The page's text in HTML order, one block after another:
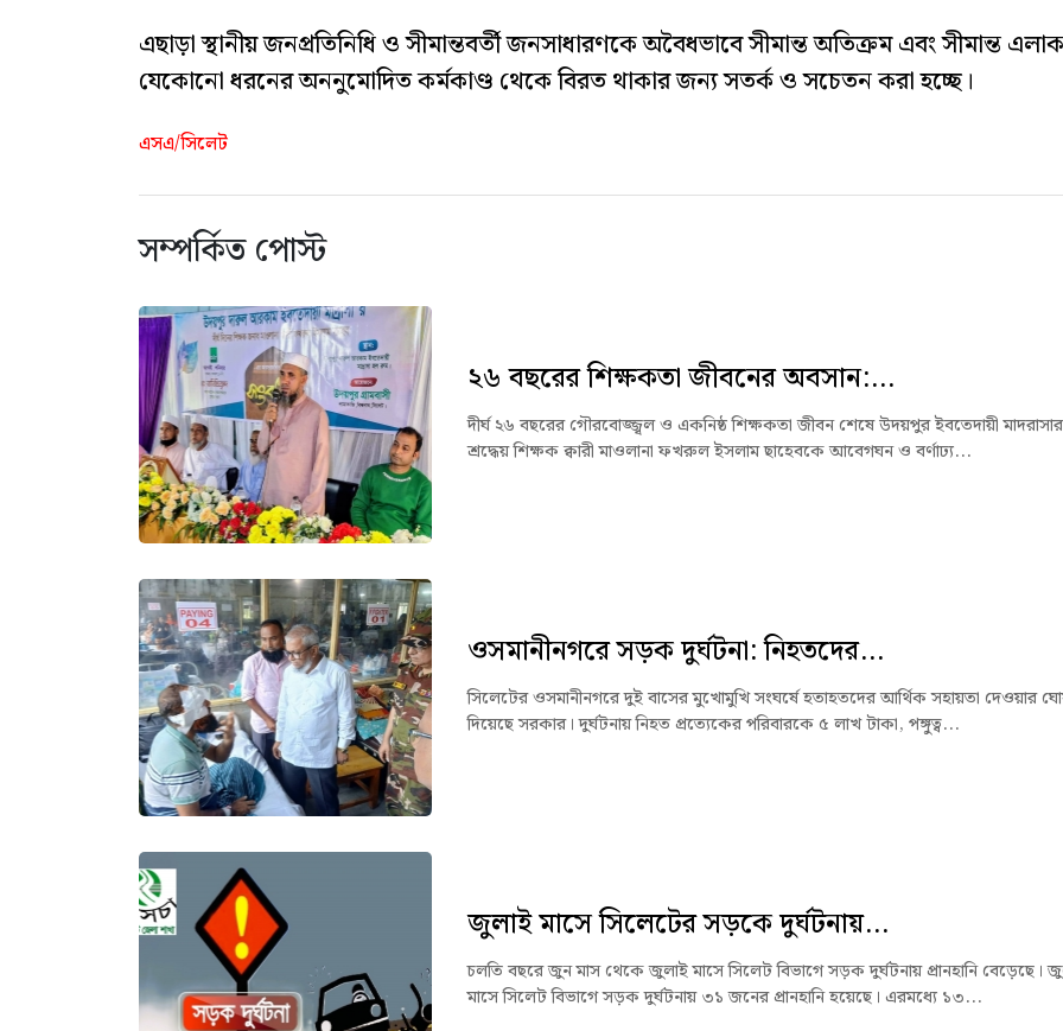
এছাড়া স্থানীয় জনপ্রতিনিধি ও সীমান্তবর্তী জনসাধারণকে অবৈধভাবে সীমান্ত অতিক্রম এবং সীমান্ত
যেকোনো ধরনের অননুমোদিত কর্মকাণ্ড থেকে বিরত থাকার জন্য সতর্ক ও সচেতন করা হচ্ছে।
এসএ/সিলেট
সম্পর্কিত পোস্ট
২৬ বছরের শিক্ষকতা জীবনের অবসান:...
দীর্ঘ ২৬ বছরের গৌরবোজ্জ্বল ও একনিষ্ঠ শিক্ষকতা জীবন শেষে উদয়পুর ইবতেদায়ী মাদরাসার
শ্রদ্ধেয় শিক্ষক ক্বারী মাওলানা ফখরুল ইসলাম ছাহেবকে আবেগঘন ও বর্ণাঢ্য...
ওসমানীনগরে সড়ক দুর্ঘটনা: নিহতদের...
সিলেটের ওসমানীনগরে দুই বাসের মুখোমুখি সংঘর্ষে হতাহতদের আর্থিক সহায়তা দেওয়ার
দিয়েছে সরকার। দুর্ঘটনায় নিহত প্রত্যেকের পরিবারকে ৫ লাখ টাকা, পঙ্গুত্ব...
জুলাই মাসে সিলেটের সড়কে দুর্ঘটনায়...
চলতি বছরে জুন মাস থেকে জুলাই মাসে সিলেট বিভাগে সড়ক দুর্ঘটনায় প্রানহানি বেড়েছে।
মাসে সিলেট বিভাগে সড়ক দুর্ঘটনায় ৩১ জনের প্রানহানি হয়েছে। এরমধ্যে ১৩...